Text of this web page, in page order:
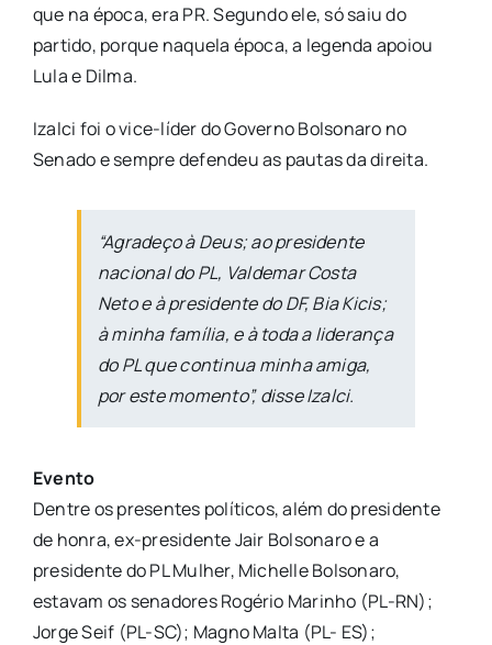
que na época, era PR. Segundo ele, só saiu do
partido, porque naquela época, a legenda apoiou
Lula e Dilma.
Izalci foi o vice-líder do Governo Bolsonaro no
Senado e sempre defendeu as pautas da direita.
“Agradeço à Deus; ao presidente
nacional do PL, Valdemar Costa
Neto e à presidente do DF, Bia Kicis;
à minha família, e à toda a liderança
do PL que continua minha amiga,
por este momento”, disse Izalci.
Evento
Dentre os presentes políticos, além do presidente
de honra, ex-presidente Jair Bolsonaro e a
presidente do PL Mulher, Michelle Bolsonaro,
estavam os senadores Rogério Marinho (PL-RN);
Jorge Seif (PL-SC); Magno Malta (PL- ES);